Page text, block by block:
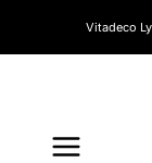
Vitadeco